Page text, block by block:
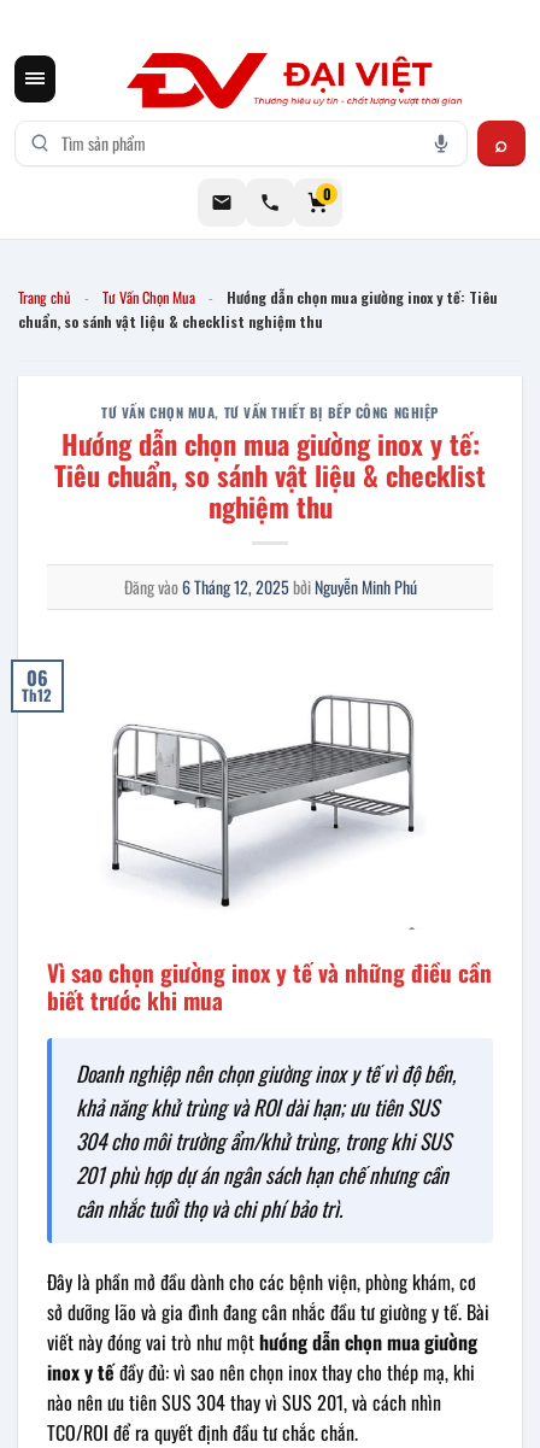
0
Trang chủ - Tư Vấn Chọn Mua -
Hướng dẫn chọn mua giường inox y tế: Tiêu
chuẩn, so sánh vật liệu & checklist nghiệm thu
TƯ VẤN CHỌN MUA, TƯ VẤN THIẾT BỊ BẾP CÔNG NGHIỆP
Hướng dẫn chọn mua giường inox y tế:
Tiêu chuẩn, so sánh vật liệu & checklist
nghiệm thu
Đăng vào6 Tháng 12, 2025bởiNguyễn Minh Phú
06
Th12
Vì sao chọn giường inox y tế và những điều cần
biết trước khi mua
Doanh nghiệp nên chọn giường inox y tế vì độ bền,
khả năng khử trùng và ROI dài hạn; ưu tiên SUS
304 cho môi trường ẩm/khử trùng, trong khi SUS
201 phù hợp dự án ngân sách hạn chế nhưng cần
cân nhắc tuổi thọ và chi phí bảo trì.
Đây là phần mở đầu dành cho các bệnh viện, phòng khám, cơ
sở dưỡng lão và gia đình đang cân nhắc đầu tư giường y tế. Bài
viết này đóng vai trò như mộthướng dẫn chọn mua giường
inox y tếđầy đủ: vì sao nên chọn inox thay cho thép mạ, khi
nào nên ưu tiên SUS 304 thay vì SUS 201, và cách nhìn
TCO/ROI để ra quyết định đầu tư chắc chắn.